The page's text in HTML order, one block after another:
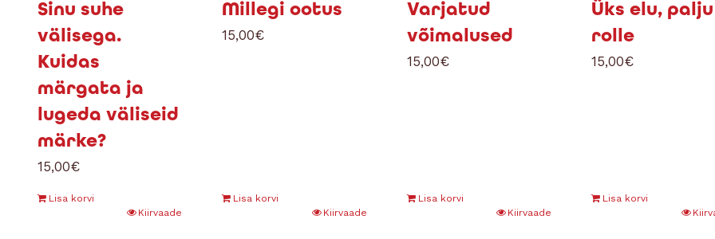
Sinu suhe
välisega.
Kuidas
märgata ja
lugeda väliseid
märke?
15,00€
Lisa korvi
Kiirvaade
Millegi ootus
15,00€
Lisa korvi
Kiirvaade
Varjatud
võimalused
15,00€
Lisa korvi
Kiirvaade
Üks elu, palju
rolle
15,00€
Lisa korvi